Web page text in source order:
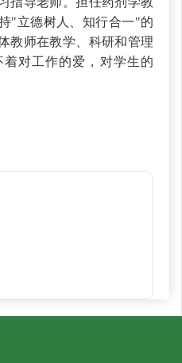
"立德树人、知行合一"的
教师在教学、科研和管理
对工作的爱，对学生的